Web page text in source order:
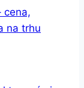
cena,
na trhu